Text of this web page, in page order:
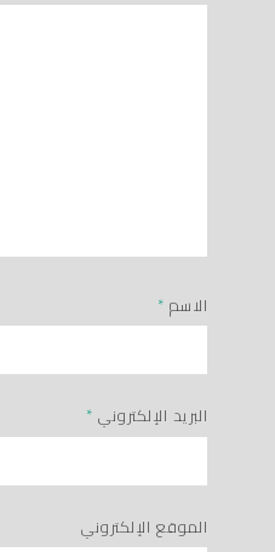
الاسم *
البريد الإلكتروني *
الموقع الإلكتروني